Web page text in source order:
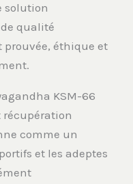
solution
qualité
éthique et
KSM-66
récupération
comme un
et les adeptes